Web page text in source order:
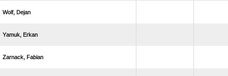
 
 
 